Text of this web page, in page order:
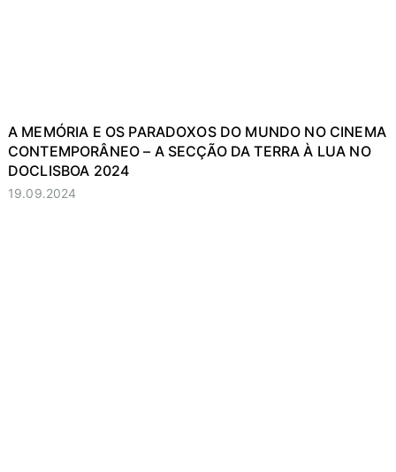
A MEMÓRIA E OS PARADOXOS DO MUNDO NO CINEMA
CONTEMPORÂNEO – A SECÇÃO DA TERRA À LUA NO
DOCLISBOA 2024
19.09.2024